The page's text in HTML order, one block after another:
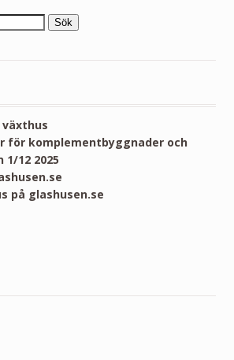
Sök
för komplementbyggnader och
12 2025
på glashusen.se